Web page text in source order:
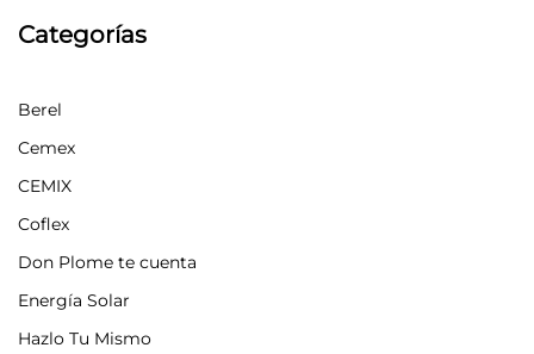
Categorías
Berel
Cemex
CEMIX
Coflex
Don Plome te cuenta
Energía Solar
Hazlo Tu Mismo